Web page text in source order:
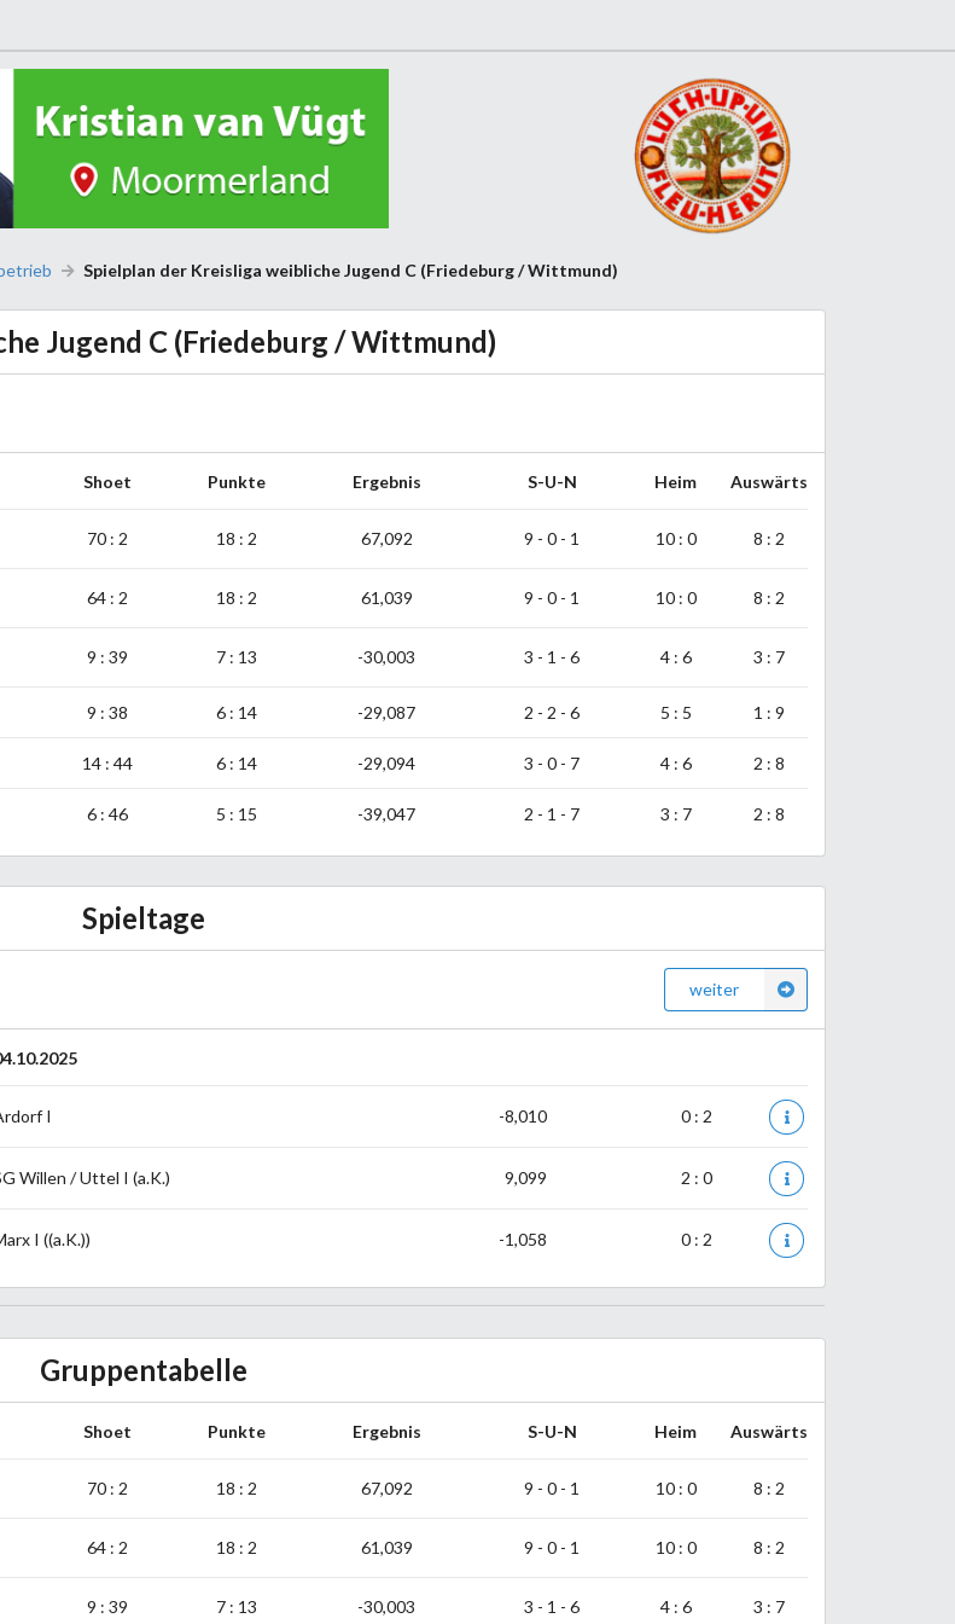
Spielplan der Kreisliga weibliche Jugend C (Friedeburg / Wittmund)
Jugend C (Friedeburg / Wittmund)
Shoet Punkte Ergebnis S-U-N Heim Auswärts
70 : 2 18 : 2 67,092 9 - 0 - 1 10 : 0 8 : 2
64 : 2 18 : 2 61,039 9 - 0 - 1 10 : 0 8 : 2
9 : 39 7 : 13 -30,003 3 - 1 - 6 4 : 6 3 : 7
9 : 38 6 : 14 -29,087 2 - 2 - 6 5 : 5 1 : 9
14 : 44 6 : 14 -29,094 3 - 0 - 7 4 : 6 2 : 8
6 : 46 5 : 15 -39,047 2 - 1 - 7 3 : 7 2 : 8
Spieltage
weiter
I -8,010 0 : 2
Willen / Uttel I (a.K.) 9,099 2 : 0
I ((a.K.)) -1,058 0 : 2
Gruppentabelle
Shoet Punkte Ergebnis S-U-N Heim Auswärts
70 : 2 18 : 2 67,092 9 - 0 - 1 10 : 0 8 : 2
64 : 2 18 : 2 61,039 9 - 0 - 1 10 : 0 8 : 2
9 : 39 7 : 13 -30,003 3 - 1 - 6 4 : 6 3 : 7